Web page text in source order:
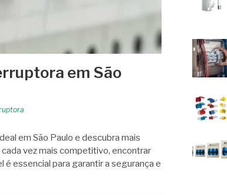
em São
em São Paulo e descubra mais
vez mais competitivo, encontrar
essencial para garantir a segurança e